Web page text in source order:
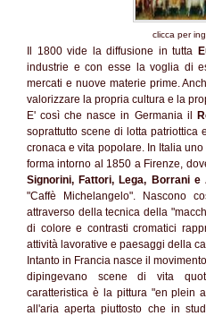
clicca per
Il 1800 vide la diffusione in tutta
industrie e con esse la voglia di
mercati e nuove materie prime.
valorizzare la propria cultura e la
E' così che nasce in Germania il
soprattutto scene di lotta patriottica
cronaca e vita popolare. In Italia
forma intorno al 1850 a Firenze,
Signorini, Fattori, Lega, Borrani e
"Caffè Michelangelo". Nascono
attraverso della tecnica della
di colore e contrasti cromatici
attività lavorative e paesaggi della
Intanto in Francia nasce il
dipingevano scene di vita
caratteristica è la pittura "en plein
all'aria aperta piuttosto che in